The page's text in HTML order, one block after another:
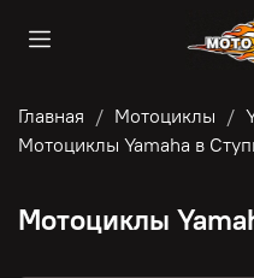
Главная Мотоциклы
Мотоциклы Yamaha в
Мотоциклы